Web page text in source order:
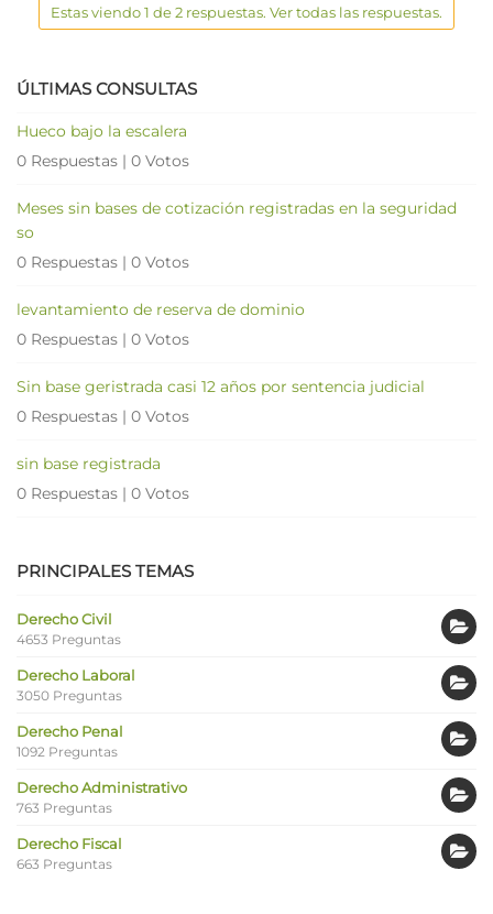
Estas viendo 1 de 2 respuestas. Ver todas las respuestas.
ÚLTIMAS CONSULTAS
Hueco bajo la escalera
0 Respuestas | 0 Votos
Meses sin bases de cotización registradas en la seguridad
so
0 Respuestas | 0 Votos
levantamiento de reserva de dominio
0 Respuestas | 0 Votos
Sin base geristrada casi 12 años por sentencia judicial
0 Respuestas | 0 Votos
sin base registrada
0 Respuestas | 0 Votos
PRINCIPALES TEMAS
Derecho Civil
4653 Preguntas
Derecho Laboral
3050 Preguntas
Derecho Penal
1092 Preguntas
Derecho Administrativo
763 Preguntas
Derecho Fiscal
663 Preguntas